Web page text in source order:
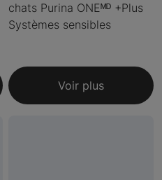
chats Purina ONEᴹᴰ +Plus
Systèmes sensibles
Voir plus